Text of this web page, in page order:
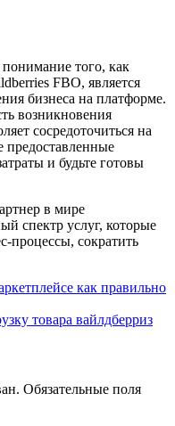
того, как
FBO, является
бизнеса на платформе.
возникновения
сосредоточиться на
предоставленные
и будьте готовы
в мире
спектр услуг, которые
процессы, сократить
как правильно
товара вайлдберриз
Обязательные поля